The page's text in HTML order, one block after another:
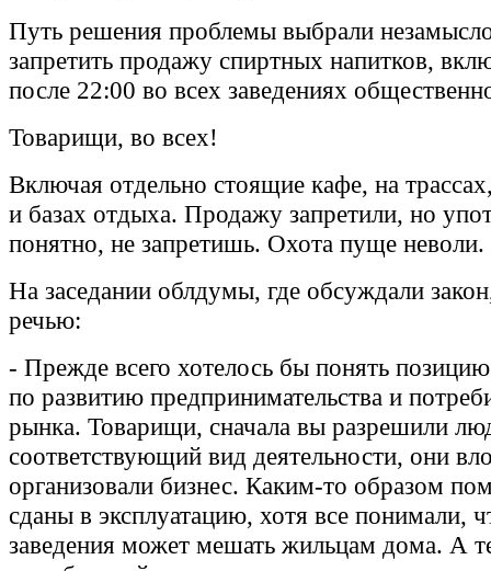
Путь решения проблемы выбрали
запретить продажу спиртных напитков,
после 22:00 во всех заведениях
Товарищи, во всех!
Включая отдельно стоящие кафе, на
и базах отдыха. Продажу запретили, но
понятно, не запретишь. Охота пуще неволи.
На заседании облдумы, где обсуждали
речью:
- Прежде всего хотелось бы понять
по развитию предпринимательства и
рынка. Товарищи, сначала вы разрешили
соответствующий вид деятельности, они
организовали бизнес. Каким-то образом
сданы в эксплуатацию, хотя все понимали,
заведения может мешать жильцам дома. А